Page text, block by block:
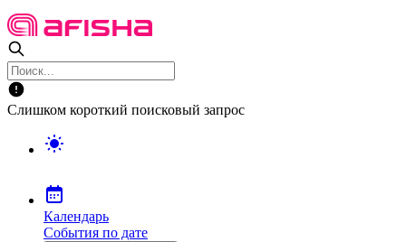
Слишком короткий поисковый запрос
Календарь
События по дате